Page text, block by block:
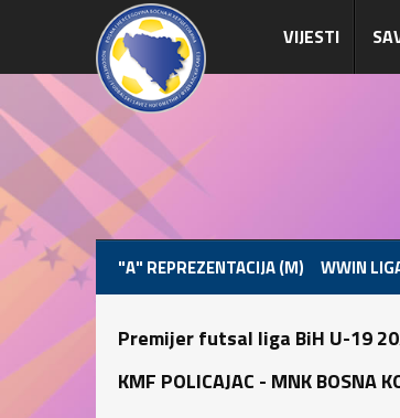
VIJESTI
"A" REPREZENTACIJA (M) WWIN
Premijer futsal liga BiH U-19
KMF POLICAJAC - MNK BOSNA